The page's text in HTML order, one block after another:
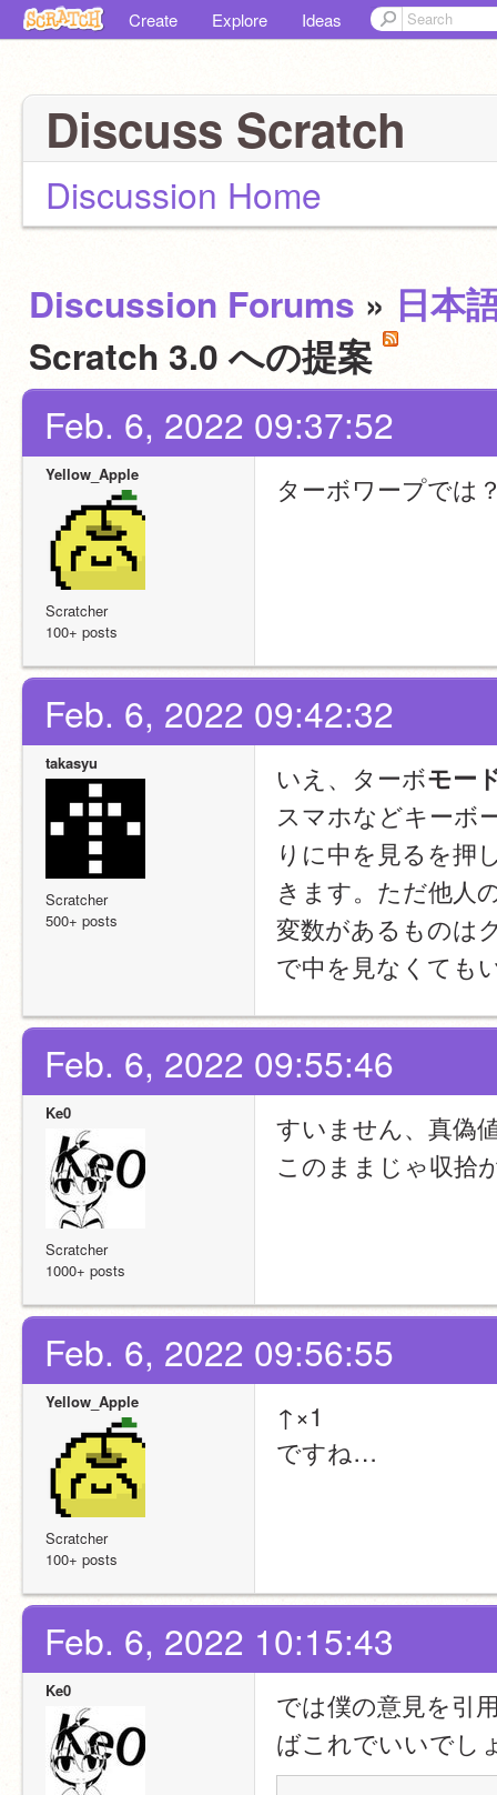
Create Explore Ideas
Discuss Scratch
Discussion Home
Discussion Forums » 日本
Scratch 3.0 への提案
Feb. 6, 2022 09:37:52
Yellow_Apple
Scratcher
100+ posts
ターボワープでは
Feb. 6, 2022 09:42:32
takasyu
Scratcher
500+ posts
いえ、ターボモー
スマホなどキーボ
りに中を見るを押
きます。ただ他人
変数があるものは
で中を見なくても
Feb. 6, 2022 09:55:46
Ke0
Scratcher
1000+ posts
すいません、真偽
このままじゃ収拾
Feb. 6, 2022 09:56:55
Yellow_Apple
Scratcher
100+ posts
↑×1
ですね…
Feb. 6, 2022 10:15:43
Ke0
では僕の意見を引
ばこれでいいでし